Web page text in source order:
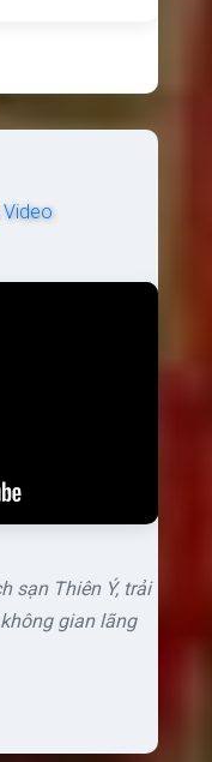
Video
sạn Thiên Ý, trải
gian lãng